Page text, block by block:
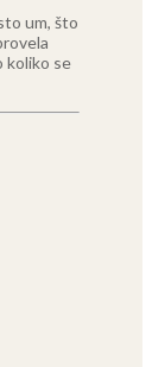
um, što
koliko se